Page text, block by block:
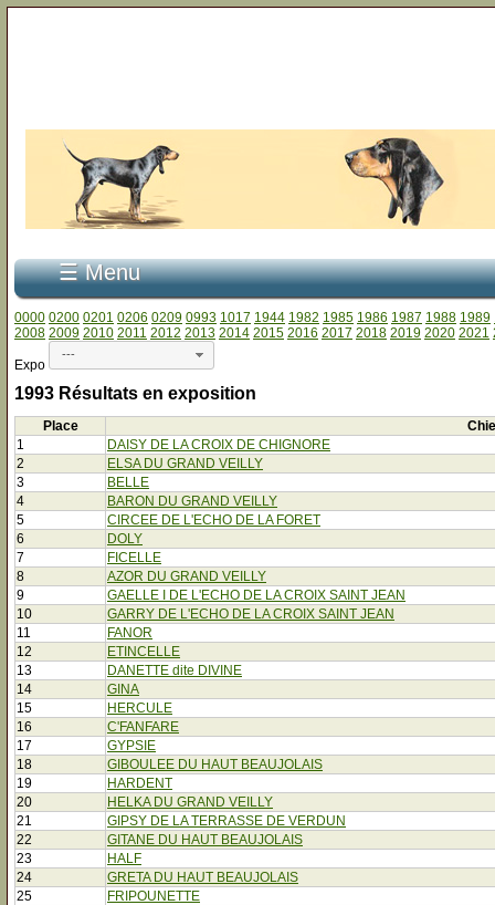
☰ Menu
0000 0200 0201 0206 0209 0993 1017 1944 1982 1985 1986 1987 1988 1989
2008 2009 2010 2011 2012 2013 2014 2015 2016 2017 2018 2019 2020 2021
Expo
---
1993 Résultats en exposition
Place
1
DAISY DE LA CROIX DE CHIGNORE
2
ELSA DU GRAND VEILLY
3
BELLE
4
BARON DU GRAND VEILLY
5
CIRCEE DE L'ECHO DE LA FORET
6
DOLY
7
FICELLE
8
AZOR DU GRAND VEILLY
9
GAELLE I DE L'ECHO DE LA CROIX SAINT JEAN
10
GARRY DE L'ECHO DE LA CROIX SAINT JEAN
11
FANOR
12
ETINCELLE
13
DANETTE dite DIVINE
14
GINA
15
HERCULE
16
C'FANFARE
17
GYPSIE
18
GIBOULEE DU HAUT BEAUJOLAIS
19
HARDENT
20
HELKA DU GRAND VEILLY
21
GIPSY DE LA TERRASSE DE VERDUN
22
GITANE DU HAUT BEAUJOLAIS
23
HALF
24
GRETA DU HAUT BEAUJOLAIS
25
FRIPOUNETTE